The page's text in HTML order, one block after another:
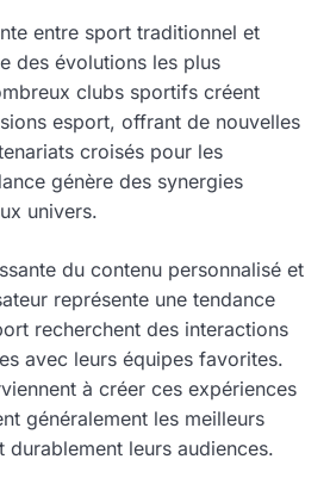
entre sport traditionnel et
des évolutions les plus
clubs sportifs créent
esport, offrant de nouvelles
croisés pour les
génère des synergies
univers.
du contenu personnalisé et
représente une tendance
recherchent des interactions
avec leurs équipes favorites.
à créer ces expériences
généralement les meilleurs
durablement leurs audiences.